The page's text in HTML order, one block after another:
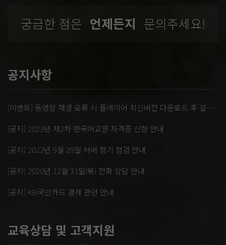
궁금한 점은 언제든지 문의주세요!
공지사항
[이벤트] 동영상 재생 오류 시 플레이어 최신버전 다운로드 후 설치 부탁드립니다.
[공지] 2023년 제2차 한국어교원 자격증 신청 안내
[공지] 2022년 9월 29일 서버 정기 점검 안내
[공지] 2020년 12월 31일(목) 전화 상담 안내
[공지] KB국민카드 결제 관련 안내
교육상담 및 고객지원